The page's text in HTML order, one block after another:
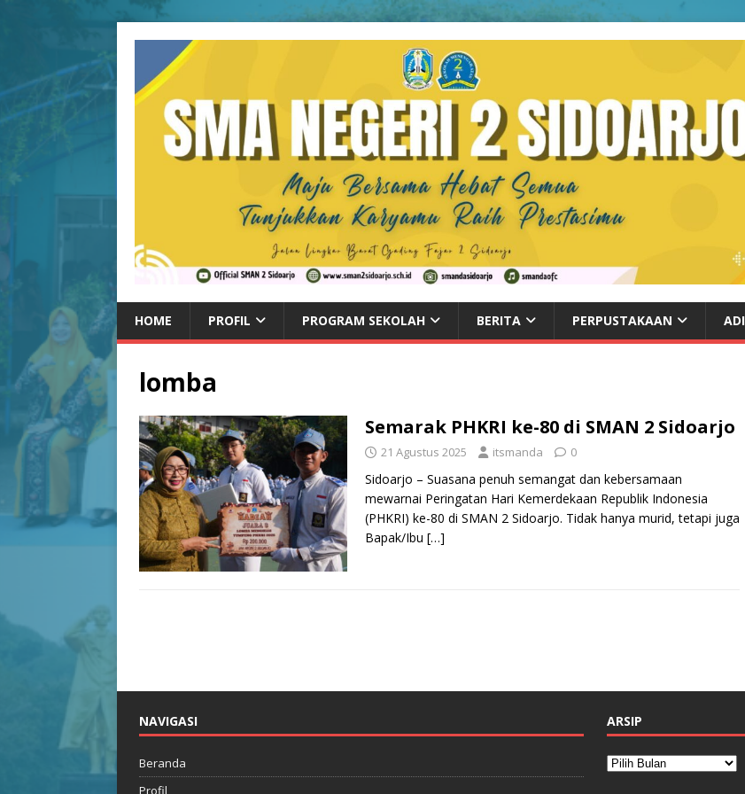
HOME PROFIL PROGRAM SEKOLAH BERITA PERPUSTAKAAN
lomba
Semarak PHKRI ke-80 di SMAN 2 Sidoarjo
21 Agustus 2025 itsmanda 0
Sidoarjo – Suasana penuh semangat dan kebersamaan
mewarnai Peringatan Hari Kemerdekaan Republik Indonesia
(PHKRI) ke-80 di SMAN 2 Sidoarjo. Tidak hanya murid, tetapi juga
Bapak/Ibu […]
NAVIGASI
Beranda
Profil
ARSIP